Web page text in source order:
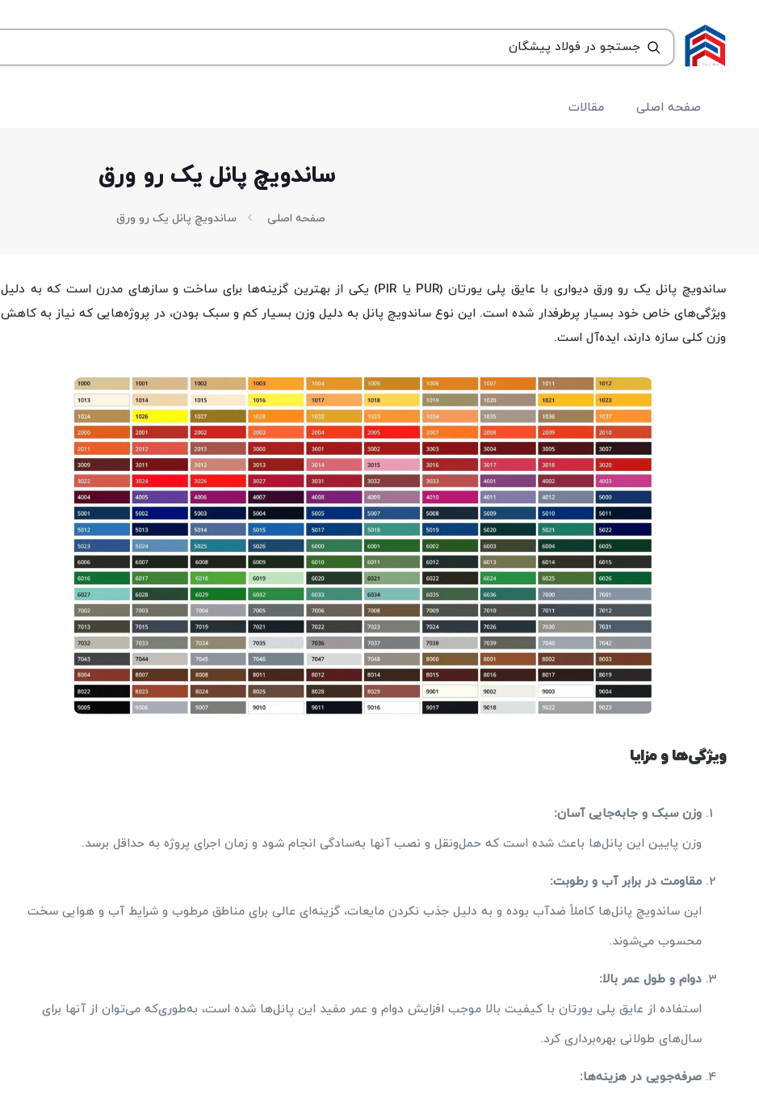
صفحه اصلی مقالات
ساندویچ پانل یک رو ورق
صفحه اصلی ساندویچ پانل یک رو ورق
ساندویچ پانل یک رو ورق دیواری با عایق پلی یورتان (PUR یا PIR) یکی از بهترین گزینه‌ها برای ساخت و سازهای مدرن است که به دلیل
ویژگی‌های خاص خود بسیار پرطرفدار شده است. این نوع ساندویچ پانل به دلیل وزن بسیار کم و سبک بودن، در پروژه‌هایی که نیاز به کاهش
وزن کلی سازه دارند، ایده‌آل است.
ویژگی‌ها و مزایا
وزن سبک و جابه‌جایی آسان:
وزن پایین این پانل‌ها باعث شده است که حمل‌ونقل و نصب آنها به‌سادگی انجام شود و زمان اجرای پروژه به حداقل برسد.
مقاومت در برابر آب و رطوبت:
این ساندویچ پانل‌ها کاملاً ضدآب بوده و به دلیل جذب نکردن مایعات، گزینه‌ای عالی برای مناطق مرطوب و شرایط آب و هوایی سخت
محسوب می‌شوند.
دوام و طول عمر بالا:
استفاده از عایق پلی یورتان با کیفیت بالا موجب افزایش دوام و عمر مفید این پانل‌ها شده است، به‌طوری‌که می‌توان از آنها برای
سال‌های طولانی بهره‌برداری کرد.
صرفه‌جویی در هزینه‌ها: